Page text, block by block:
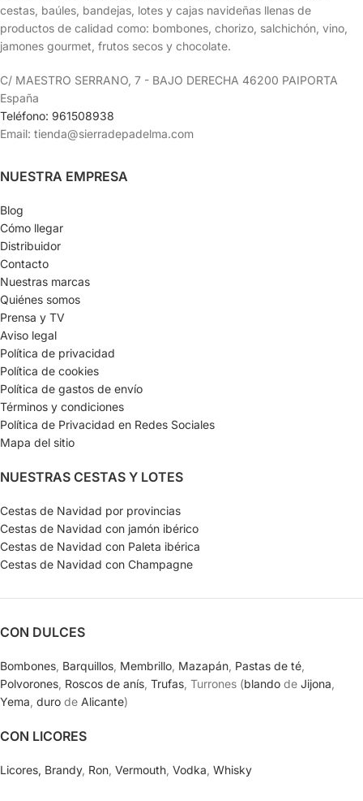
cestas, baúles, bandejas, lotes y cajas navideñas llenas de
productos de calidad como: bombones, chorizo, salchichón, vino,
jamones gourmet, frutos secos y chocolate.
C/ MAESTRO SERRANO, 7 - BAJO DERECHA 46200 PAIPORTA
España
Teléfono: 961508938
Email: tienda@sierradepadelma.com
NUESTRA EMPRESA
Blog
Cómo llegar
Distribuidor
Contacto
Nuestras marcas
Quiénes somos
Prensa y TV
Aviso legal
Política de privacidad
Política de cookies
Política de gastos de envío
Términos y condiciones
Política de Privacidad en Redes Sociales
Mapa del sitio
NUESTRAS CESTAS Y LOTES
Cestas de Navidad por provincias
Cestas de Navidad con jamón ibérico
Cestas de Navidad con Paleta ibérica
Cestas de Navidad con Champagne
CON DULCES
Bombones Barquillos Membrillo Mazapán Pastas de té
Polvorones Roscos de anís Trufas , Turrones (blando de Jijona
Yema duro de Alicante)
CON LICORES
Licores, Brandy, Ron Vermouth Vodka Whisky